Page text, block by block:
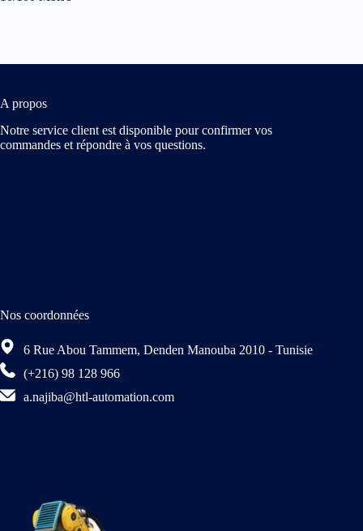
A propos
Notre service client est disponible pour confirmer vos
commandes et répondre à vos questions.
Nos coordonnées
6 Rue Abou Tammem, Denden Manouba 2010 - Tunisie
(+216) 98 128 966
a.najiba@htl-automation.com